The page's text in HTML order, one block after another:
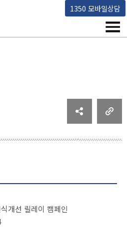
1350 모바일상담
임운영기관 고객상담센터
메
개선 릴레이 캠페인